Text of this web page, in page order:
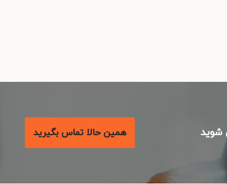
همین حالا تماس بگیرید